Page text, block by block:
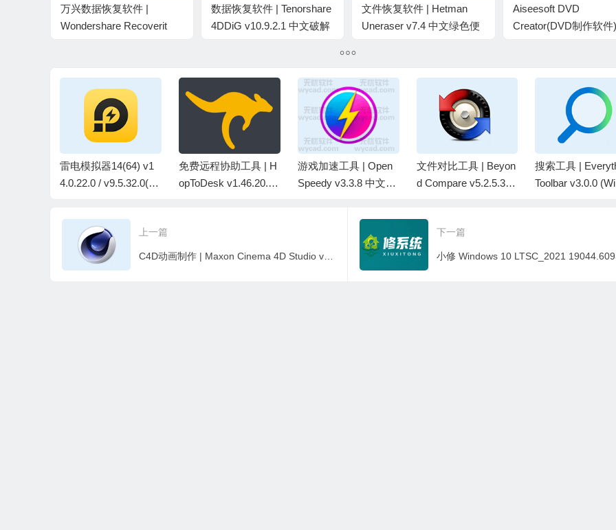
万兴数据恢复软件 |
Wondershare Recoverit
数据恢复软件 | Tenorshare
4DDiG v10.9.2.1 中文破解
文件恢复软件 | Hetman
Uneraser v7.4 中文绿色便
Aiseesoft DVD
Creator(DVD制作软件)
雷电模拟器14(64) v1
4.0.22.0 / v9.5.32.0(6
免费远程协助工具 | H
opToDesk v1.46.20.0
游戏加速工具 | Open
Speedy v3.3.8 中文绿
文件对比工具 | Beyon
d Compare v5.2.5.325
搜索工具 |
Toolbar v3.0.0
上一篇 下一篇